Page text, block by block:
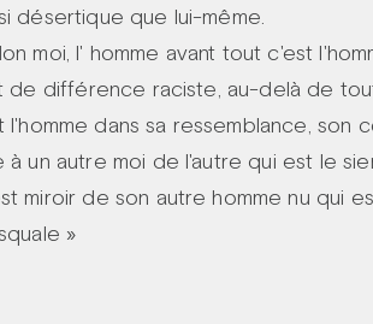
désertique que lui-même.
moi, l' homme avant tout c'est
de différence raciste, au-delà de
l'homme dans sa ressemblance, son
à un autre moi de l'autre qui est le
miroir de son autre homme nu qui
»